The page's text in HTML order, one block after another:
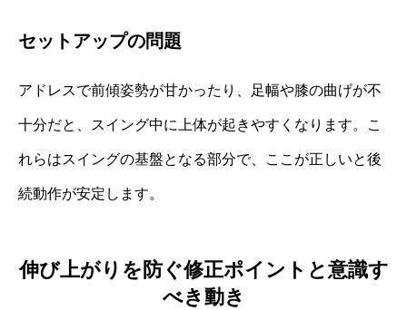
セットアップの問題
アドレスで前傾姿勢が甘かったり、足幅や膝の曲げが不
十分だと、スイング中に上体が起きやすくなります。こ
れらはスイングの基盤となる部分で、ここが正しいと後
続動作が安定します。
伸び上がりを防ぐ修正ポイントと意識す
べき動き